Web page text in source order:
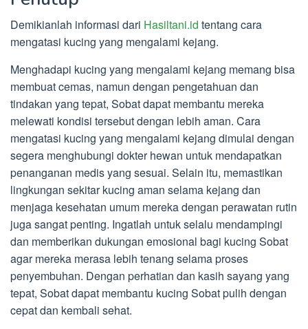
Demikianlah informasi dari Hasiltani.id tentang cara
mengatasi kucing yang mengalami kejang.
Menghadapi kucing yang mengalami kejang memang bisa
membuat cemas, namun dengan pengetahuan dan
tindakan yang tepat, Sobat dapat membantu mereka
melewati kondisi tersebut dengan lebih aman. Cara
mengatasi kucing yang mengalami kejang dimulai dengan
segera menghubungi dokter hewan untuk mendapatkan
penanganan medis yang sesuai. Selain itu, memastikan
lingkungan sekitar kucing aman selama kejang dan
menjaga kesehatan umum mereka dengan perawatan rutin
juga sangat penting. Ingatlah untuk selalu mendampingi
dan memberikan dukungan emosional bagi kucing Sobat
agar mereka merasa lebih tenang selama proses
penyembuhan. Dengan perhatian dan kasih sayang yang
tepat, Sobat dapat membantu kucing Sobat pulih dengan
cepat dan kembali sehat.